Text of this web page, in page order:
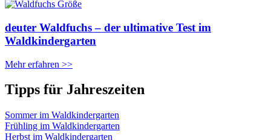
deuter Waldfuchs – der ultimative Test im
Waldkindergarten
Mehr erfahren >>
Tipps für Jahreszeiten
Sommer im Waldkindergarten
Frühling im Waldkindergarten
Herbst im Waldkindergarten